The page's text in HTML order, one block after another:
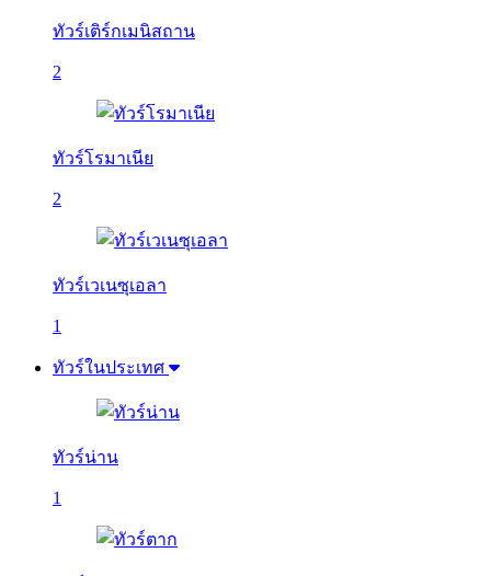
ทัวร์เติร์กเมนิสถาน
2
ทัวร์โรมาเนีย
2
ทัวร์เวเนซุเอลา
1
ทัวร์ในประเทศ
ทัวร์น่าน
1